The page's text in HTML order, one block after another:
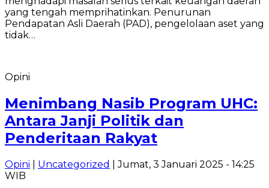
yang tengah memprihatinkan. Penurunan
Pendapatan Asli Daerah (PAD), pengelolaan aset yang
tidak…
Opini
Menimbang Nasib Program UHC:
Antara Janji Politik dan
Penderitaan Rakyat
Opini Uncategorized
| Jumat, 3 Januari 2025 - 14:25
WIB